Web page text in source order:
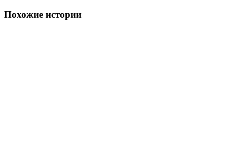
Похожие истории